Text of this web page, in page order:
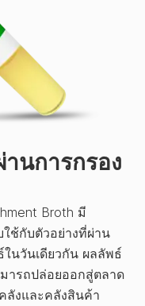
นการกรอง
Broth มี
ช้กับตัวอย่างที่ผ่าน
นวันเดียวกัน ผลลัพธ์
ารถปล่อยออกสู่ตลาด
ลังและคลังสินค้า